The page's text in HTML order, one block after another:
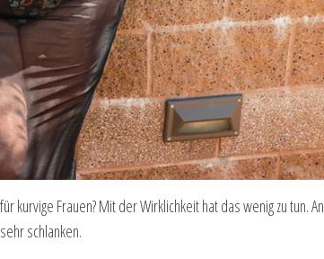
kurvige Frauen? Mit der Wirklichkeit hat das wenig zu tun. An
schlanken.